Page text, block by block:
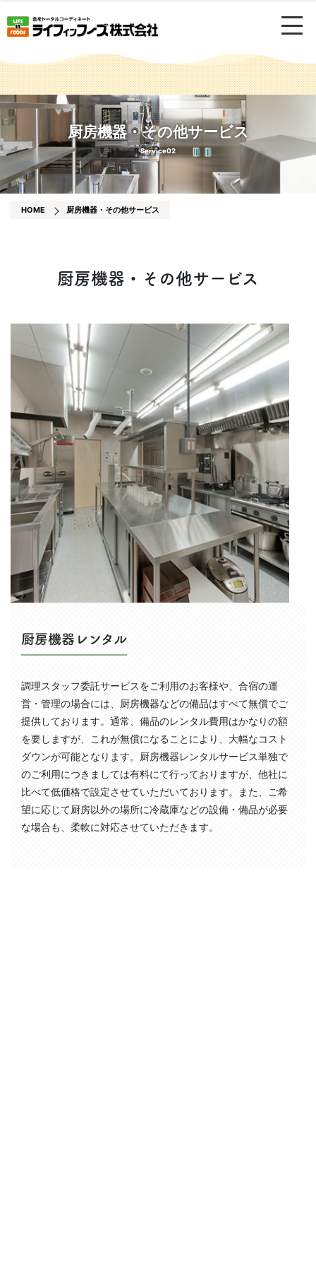
厨房機器・その他サービス
Service02
HOME 厨房機器・その他サービス
厨房機器・その他サービス
厨房機器レンタル
調理スタッフ委託サービスをご利用のお客様や、合宿の運
営・管理の場合には、厨房機器などの備品はすべて無償でご
提供しております。通常、備品のレンタル費用はかなりの額
を要しますが、これが無償になることにより、大幅なコスト
ダウンが可能となります。厨房機器レンタルサービス単独で
のご利用につきましては有料にて行っておりますが、他社に
比べて低価格で設定させていただいております。また、ご希
望に応じて厨房以外の場所に冷蔵庫などの設備・備品が必要
な場合も、柔軟に対応させていただきます。